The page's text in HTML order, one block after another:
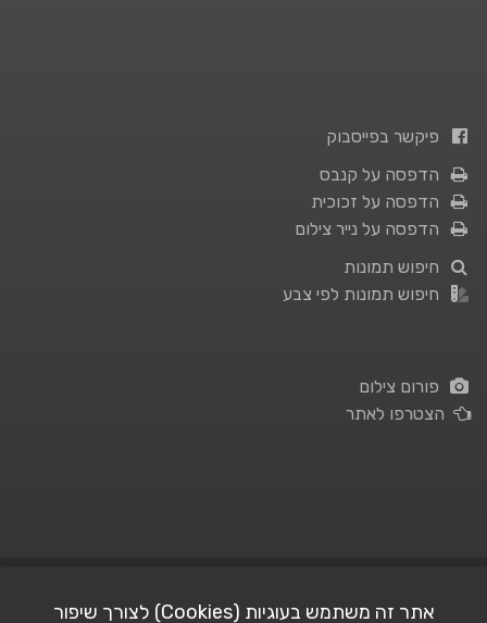
פיקשר בפייסבוק
הדפסה על קנבס
הדפסה על זכוכית
הדפסה על נייר צילום
חיפוש תמונות
חיפוש תמונות לפי צבע
פורום צילום
הצטרפו לאתר
אתר זה משתמש בעוגיות (Cookies) לצורך שיפור